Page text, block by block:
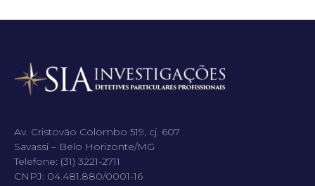
Av. Cristovão Colombo 519, cj. 607
Savassi – Belo Horizonte/MG
Telefone: (31) 3221-2711
CNPJ: 04.481.880/0001-16